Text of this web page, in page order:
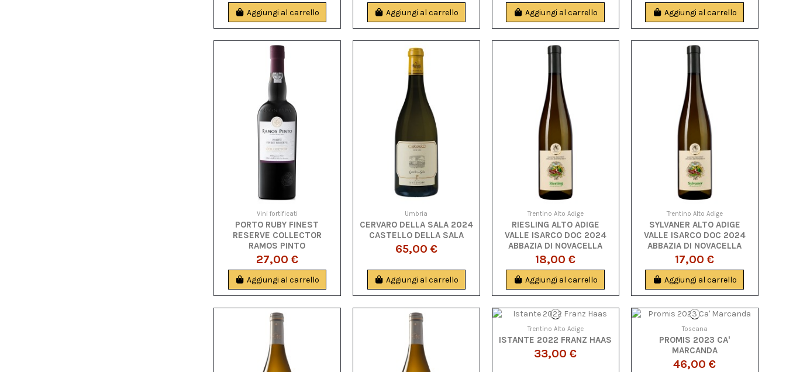
Aggiungi al carrello Aggiungi al carrello Aggiungi al carrello Aggiungi al carrello
Vini fortificati
PORTO RUBY FINEST
RESERVE COLLECTOR
RAMOS PINTO
27,00 €
Aggiungi al carrello
Umbria
CERVARO DELLA SALA 2024
CASTELLO DELLA SALA
65,00 €
Aggiungi al carrello
Trentino Alto Adige
RIESLING ALTO ADIGE
VALLE ISARCO DOC 2024
ABBAZIA DI NOVACELLA
18,00 €
Aggiungi al carrello
Trentino Alto Adige
SYLVANER ALTO ADIGE
VALLE ISARCO DOC 2024
ABBAZIA DI NOVACELLA
17,00 €
Aggiungi al carrello
Trentino Alto Adige
ISTANTE 2022 FRANZ HAAS
33,00 €
Toscana
PROMIS 2023 CA'
MARCANDA
46,00 €